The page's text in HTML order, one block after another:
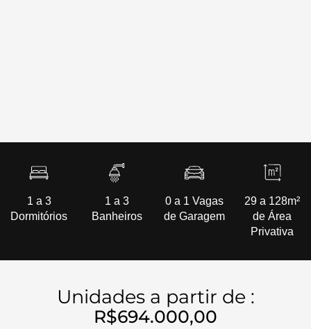
1 a 3
Dormitórios
1 a 3
Banheiros
0 a 1 Vagas
de Garagem
29 a 128m²
de Área
Privativa
Unidades a partir de :
R$694.000,00